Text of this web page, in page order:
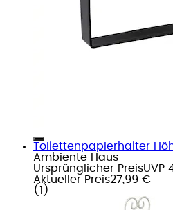
Toilettenpapierhalter
Ambiente Haus
Ursprünglicher PreisUVP
Aktueller Preis27,99 €
( 1 )